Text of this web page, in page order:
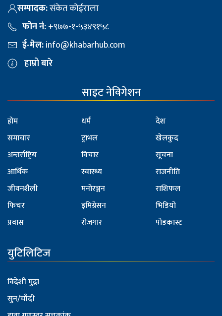
सम्पादक:संकेत कोईराला
फोन नं:+९७७-१-५३४९१५८
ई-मेल:info@khabarhub.com
हाम्रो बारे
साइट नेविगेशन
होम
समाचार
अन्तर्राष्ट्रिय
आर्थिक
जीवनशैली
फिचर
प्रवास
धर्म
ट्राभल
विचार
स्वास्थ्य
मनोरञ्जन
इमिग्रेसन
रोजगार
देश
खेलकुद
सूचना
राजनीति
राशिफल
भिडियो
पोडकास्ट
युटिलिटिज
विदेशी मुद्रा
सुन/चाँदी